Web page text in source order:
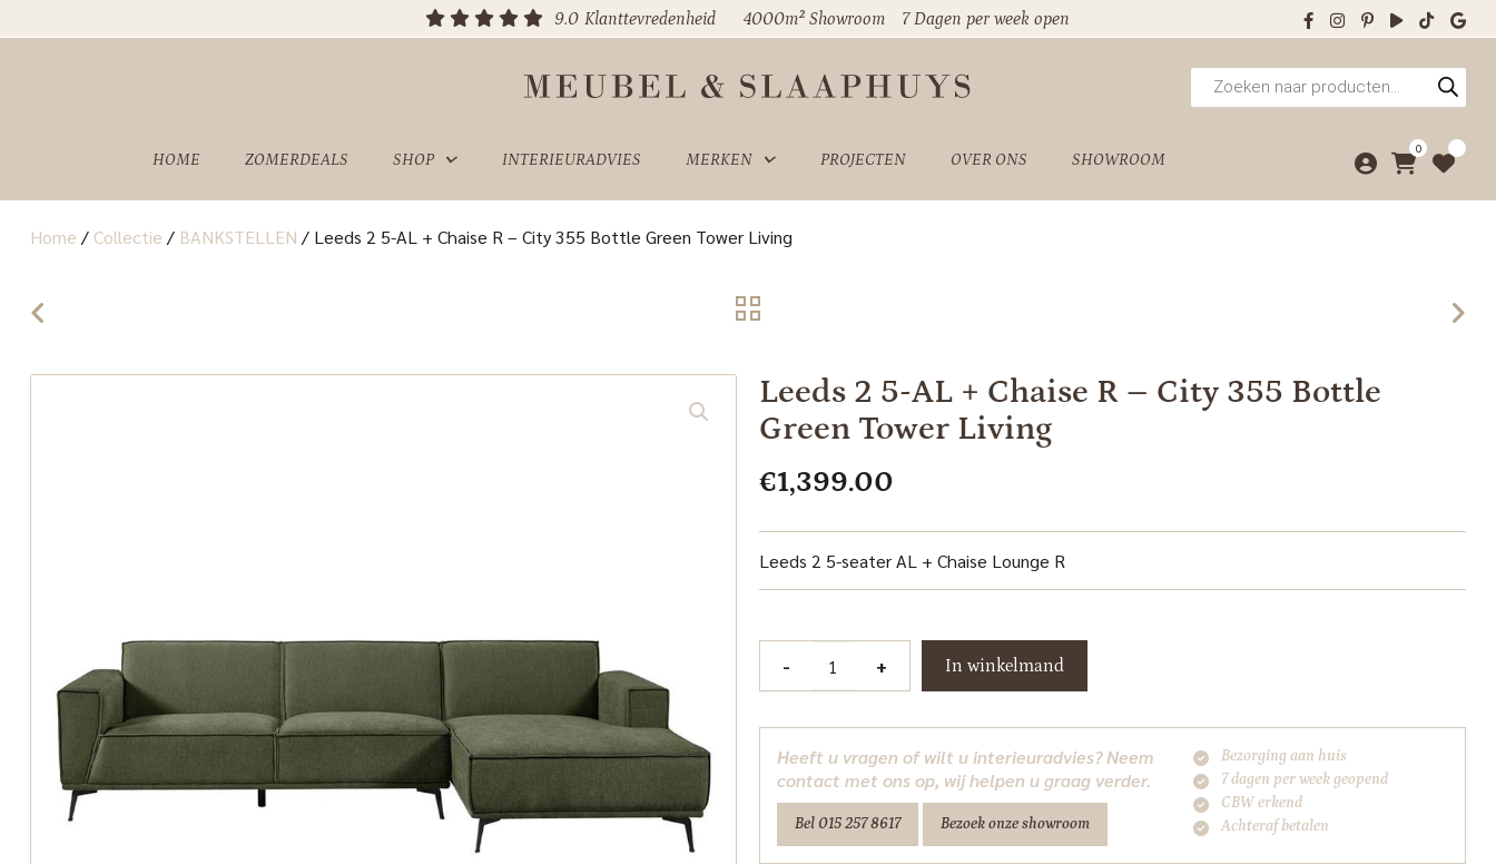
9.0 Klanttevredenheid 4000m² Showroom 7 Dagen per week open
Producten
zoeken
HOME ZOMERDEALS SHOP INTERIEURADVIES MERKEN PROJECTEN OVER ONS SHOWROOM
0
Home / Collectie / BANKSTELLEN / Leeds 2 5-AL + Chaise R – City 355 Bottle Green Tower Living
Leeds 2 5-AL + Chaise R – City 355 Bottle
Green Tower Living
€1,399.00
Leeds 2 5-seater AL + Chaise Lounge R
-
Chaise
+ In winkelmand
Heeft u vragen of wilt u interieuradvies? Neem
contact met ons op, wij helpen u graag verder.
Bel 015 257 8617 Bezoek onze showroom
Bezorging aan huis
7 dagen per week geopend
CBW erkend
Achteraf betalen